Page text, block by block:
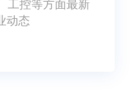
工控等方面最新
动态